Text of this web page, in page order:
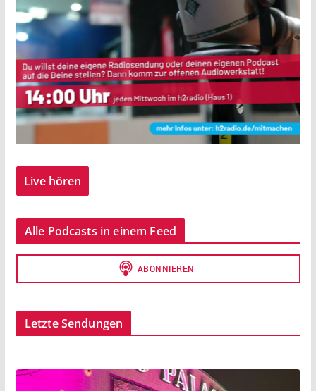
Live hören
Alle Podcasts in einem Feed
Letzte Sendungen